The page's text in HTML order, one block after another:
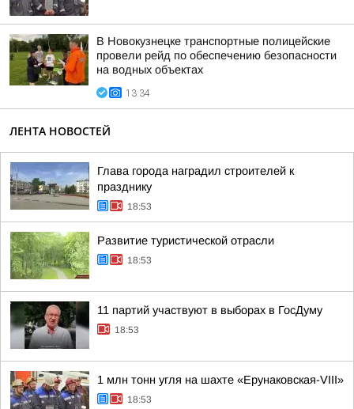
В Новокузнецке транспортные полицейские
провели рейд по обеспечению безопасности
на водных объектах
13:34
ЛЕНТА НОВОСТЕЙ
Глава города наградил строителей к
празднику
18:53
Развитие туристической отрасли
18:53
11 партий участвуют в выборах в ГосДуму
18:53
1 млн тонн угля на шахте «Ерунаковская-VIII»
18:53